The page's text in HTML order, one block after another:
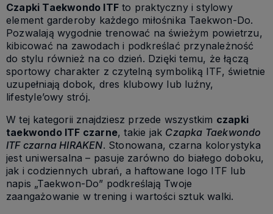
oraz doświadczonych zawodników czy
instruktorów. To niewielki detal, który podkreśla
dumę z uprawiania Taekwon-Do i pomaga
budować sportowy, drużynowy klimat – na
macie i poza nią.
Czapki Taekwondo ITF to praktyczny i stylowy
element garderoby każdego miłośnika Taekwon-Do.
Pozwalają wygodnie trenować na świeżym powietrzu,
kibicować na zawodach i podkreślać przynależność
do stylu również na co dzień. Dzięki temu, że łączą
sportowy charakter z czytelną symboliką ITF, świetnie
uzupełniają dobok, dres klubowy lub luźny,
lifestyle’owy strój.
W tej kategorii znajdziesz przede wszystkim czapki
taekwondo ITF czarne, takie jak Czapka Taekwondo
ITF czarna HIRAKEN. Stonowana, czarna kolorystyka
jest uniwersalna – pasuje zarówno do białego doboku,
jak i codziennych ubrań, a haftowane logo ITF lub
napis „Taekwon-Do” podkreślają Twoje
zaangażowanie w trening i wartości sztuk walki.